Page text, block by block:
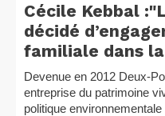
Cécile Kebbal
décidé
familiale dans la
Devenue en 2012 Deux-
entreprise du patrimoine
politique